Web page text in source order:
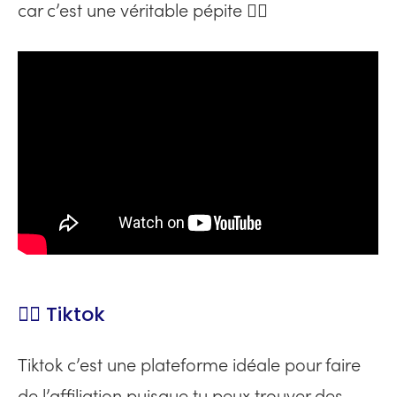
car c’est une véritable pépite 👇🏻
👉🏻 Tiktok
Tiktok c’est une plateforme idéale pour faire